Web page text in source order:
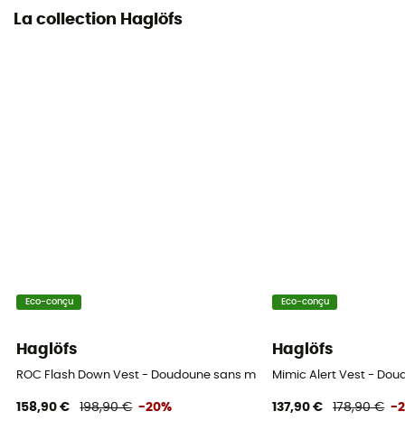
La collection Haglöfs
Eco-conçu
Haglöfs
ROC Flash Down Vest - Doudoune sans manches homme
158,90 € 198,90 € -20%
Eco-conçu
Haglöfs
Mimic Alert Vest -
137,90 € 178,90 € -